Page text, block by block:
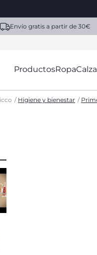
Envío gratis a partir de 30€
ProductosRopa
Higiene y bienestar